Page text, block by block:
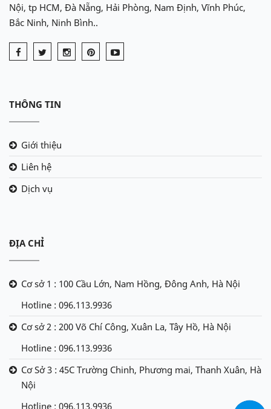
Nội, tp HCM, Đà Nẵng, Hải Phòng, Nam Định, Vĩnh Phúc,
Bắc Ninh, Ninh Bình..
THÔNG TIN
Giới thiệu
Liên hệ
Dịch vụ
ĐỊA CHỈ
Cơ sở 1 : 100 Cầu Lớn, Nam Hồng, Đông Anh, Hà Nội
Hotline : 096.113.9936
Cơ sở 2 : 200 Võ Chí Công, Xuân La, Tây Hồ, Hà Nội
Hotline : 096.113.9936
Cơ Sở 3 : 45C Trường Chinh, Phương mai, Thanh Xuân, Hà
Nội
Hotline : 096.113.9936